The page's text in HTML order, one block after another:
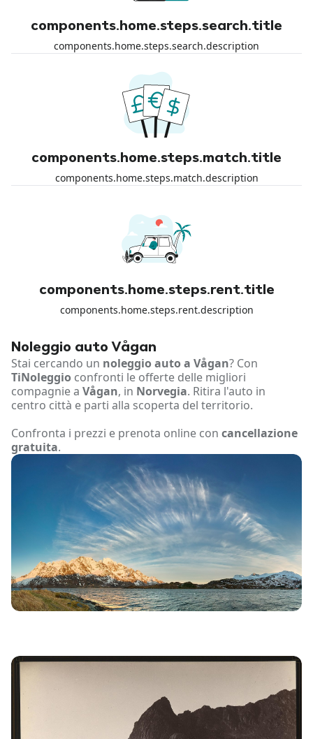
components.home.steps.search.title
components.home.steps.search.description
components.home.steps.match.title
components.home.steps.match.description
components.home.steps.rent.title
components.home.steps.rent.description
Noleggio auto Vågan
Stai cercando un noleggio auto a Vågan? Con
TiNoleggio confronti le offerte delle migliori
compagnie a Vågan, in Norvegia. Ritira l'auto in
centro città e parti alla scoperta del territorio.
Confronta i prezzi e prenota online con cancellazione
gratuita.